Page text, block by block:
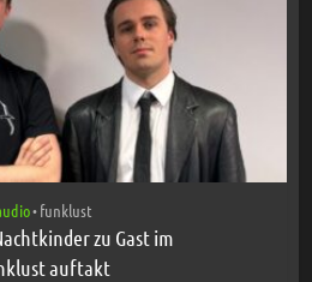
• funklust
zu Gast im
auftakt